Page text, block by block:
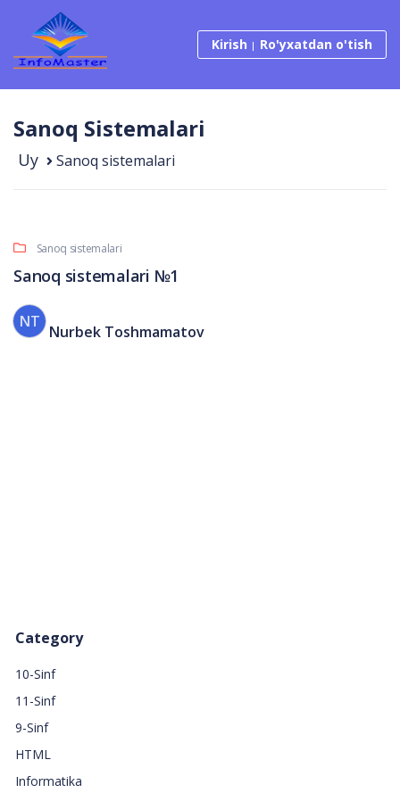
Tarkibga o‘tish
Kirish Ro'yxatdan o'tish
Sanoq Sistemalari
Uy Sanoq sistemalari
Sanoq sistemalari
Sanoq sistemalari №1
NT
Nurbek Toshmamatov
Category
10-Sinf
11-Sinf
9-Sinf
HTML
Informatika